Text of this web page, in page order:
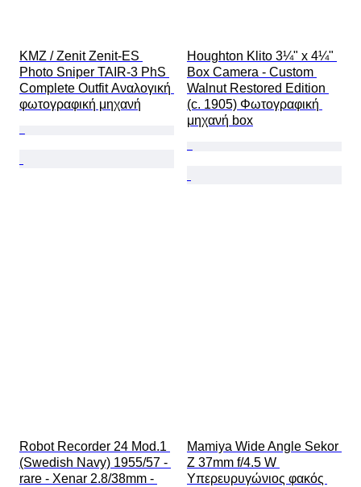
KMZ / Zenit Zenit-ES
Photo Sniper TAIR-3 PhS
Complete Outfit Αναλογική
φωτογραφική μηχανή
Houghton Klito 3¼" x 4¼"
Box Camera - Custom
Walnut Restored Edition
(c. 1905) Φωτογραφική
μηχανή box
Robot Recorder 24 Mod.1
(Swedish Navy) 1955/57 -
rare - Xenar 2.8/38mm -
Mamiya Wide Angle Sekor
Z 37mm f/4.5 W
Υπερευρυγώνιος φακός